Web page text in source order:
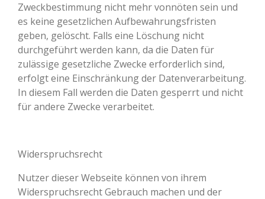
Zweckbestimmung nicht mehr vonnöten sein und
es keine gesetzlichen Aufbewahrungsfristen
geben, gelöscht. Falls eine Löschung nicht
durchgeführt werden kann, da die Daten für
zulässige gesetzliche Zwecke erforderlich sind,
erfolgt eine Einschränkung der Datenverarbeitung.
In diesem Fall werden die Daten gesperrt und nicht
für andere Zwecke verarbeitet.
Widerspruchsrecht
Nutzer dieser Webseite können von ihrem
Widerspruchsrecht Gebrauch machen und der